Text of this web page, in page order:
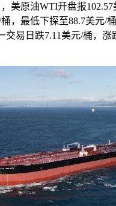
，美原油WTI开盘报
，最低下探至88.7美元/
交易日跌7.11美元/桶，涨